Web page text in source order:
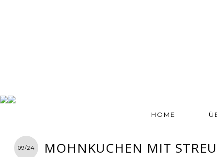
HOME
09/24 MOHNKUCHEN MIT